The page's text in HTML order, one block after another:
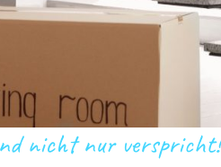
nicht nur verspricht!